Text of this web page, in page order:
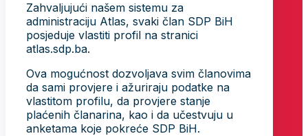
Zahvaljujući našem sistemu za
administraciju Atlas, svaki član SDP BiH
posjeduje vlastiti profil na stranici
atlas.sdp.ba.
Ova mogućnost dozvoljava svim članovima
da sami provjere i ažuriraju podatke na
vlastitom profilu, da provjere stanje
plaćenih članarina, kao i da učestvuju u
anketama koje pokreće SDP BiH.